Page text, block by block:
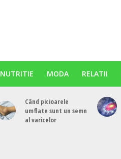
NUTRITIE MODA RELATII
Când picioarele
umflate sunt un semn
al varicelor